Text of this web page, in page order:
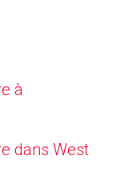
à
dans West